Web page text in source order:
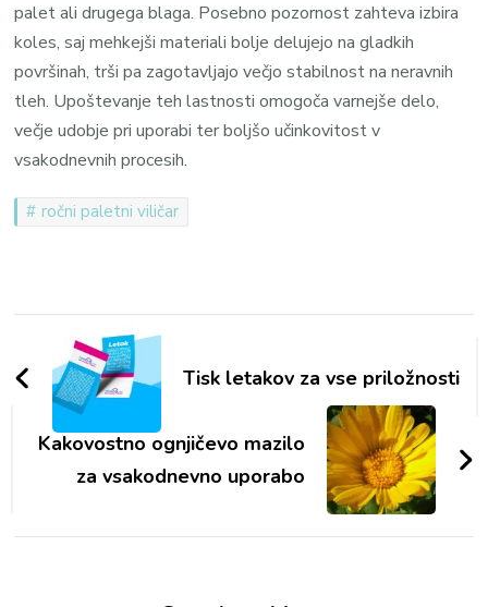
palet ali drugega blaga. Posebno pozornost zahteva izbira
koles, saj mehkejši materiali bolje delujejo na gladkih
površinah, trši pa zagotavljajo večjo stabilnost na neravnih
tleh. Upoštevanje teh lastnosti omogoča varnejše delo,
večje udobje pri uporabi ter boljšo učinkovitost v
vsakodnevnih procesih.
ročni paletni viličar
Navigacija
objav
Tisk letakov za vse priložnosti
Kakovostno ognjičevo mazilo
za vsakodnevno uporabo